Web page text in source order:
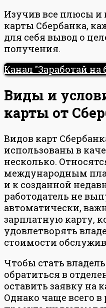
Изучив все плюсы
карты Сбербанка,
для себя вывод о
получения.
Канал "Заработай на
Виды и
карты от
Видов карт
использованы в
несколько.
международным
и к созданной
работодатель не
автоматически,
зарплатную карту,
удовлетворять
стоимости
Чтобы стать
обратиться в
оставить заявку на
Однако чаще всего